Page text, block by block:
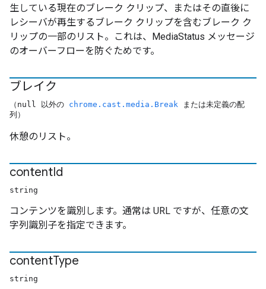
生している現在のブレーク クリップ、またはその直後に
レシーバが再生するブレーク クリップを含むブレーク ク
リップの一部のリスト。これは、MediaStatus メッセージ
のオーバーフローを防ぐためです。
ブレイク
（null 以外の chrome.cast.media.Break または未定義の配
列）
休憩のリスト。
contentId
string
コンテンツを識別します。通常は URL ですが、任意の文
字列識別子を指定できます。
contentType
string